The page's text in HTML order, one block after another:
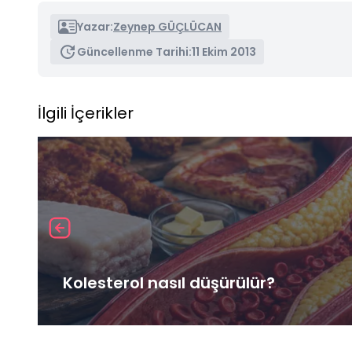
Yazar:Zeynep GÜÇLÜCAN
Güncellenme Tarihi:11 Ekim 2013
İlgili İçerikler
Kolesterol nasıl düşürülür?